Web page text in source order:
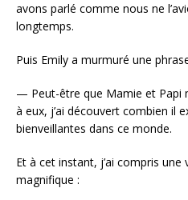
avons parlé comme nous ne
longtemps.
Puis Emily a murmuré une
— Peut-être que Mamie et Papi
à eux, j’ai découvert combien il
bienveillantes dans ce monde.
Et à cet instant, j’ai compris
magnifique :